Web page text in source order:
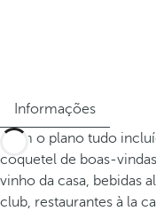
Informações
Com o plano tudo
coquetel de boas-
vinho da casa, bebidas
club, restaurantes à la